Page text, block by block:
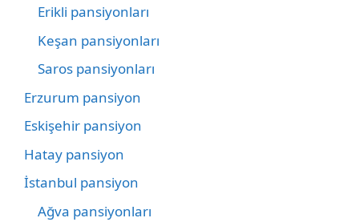
Erikli pansiyonları
Keşan pansiyonları
Saros pansiyonları
Erzurum pansiyon
Eskişehir pansiyon
Hatay pansiyon
İstanbul pansiyon
Ağva pansiyonları